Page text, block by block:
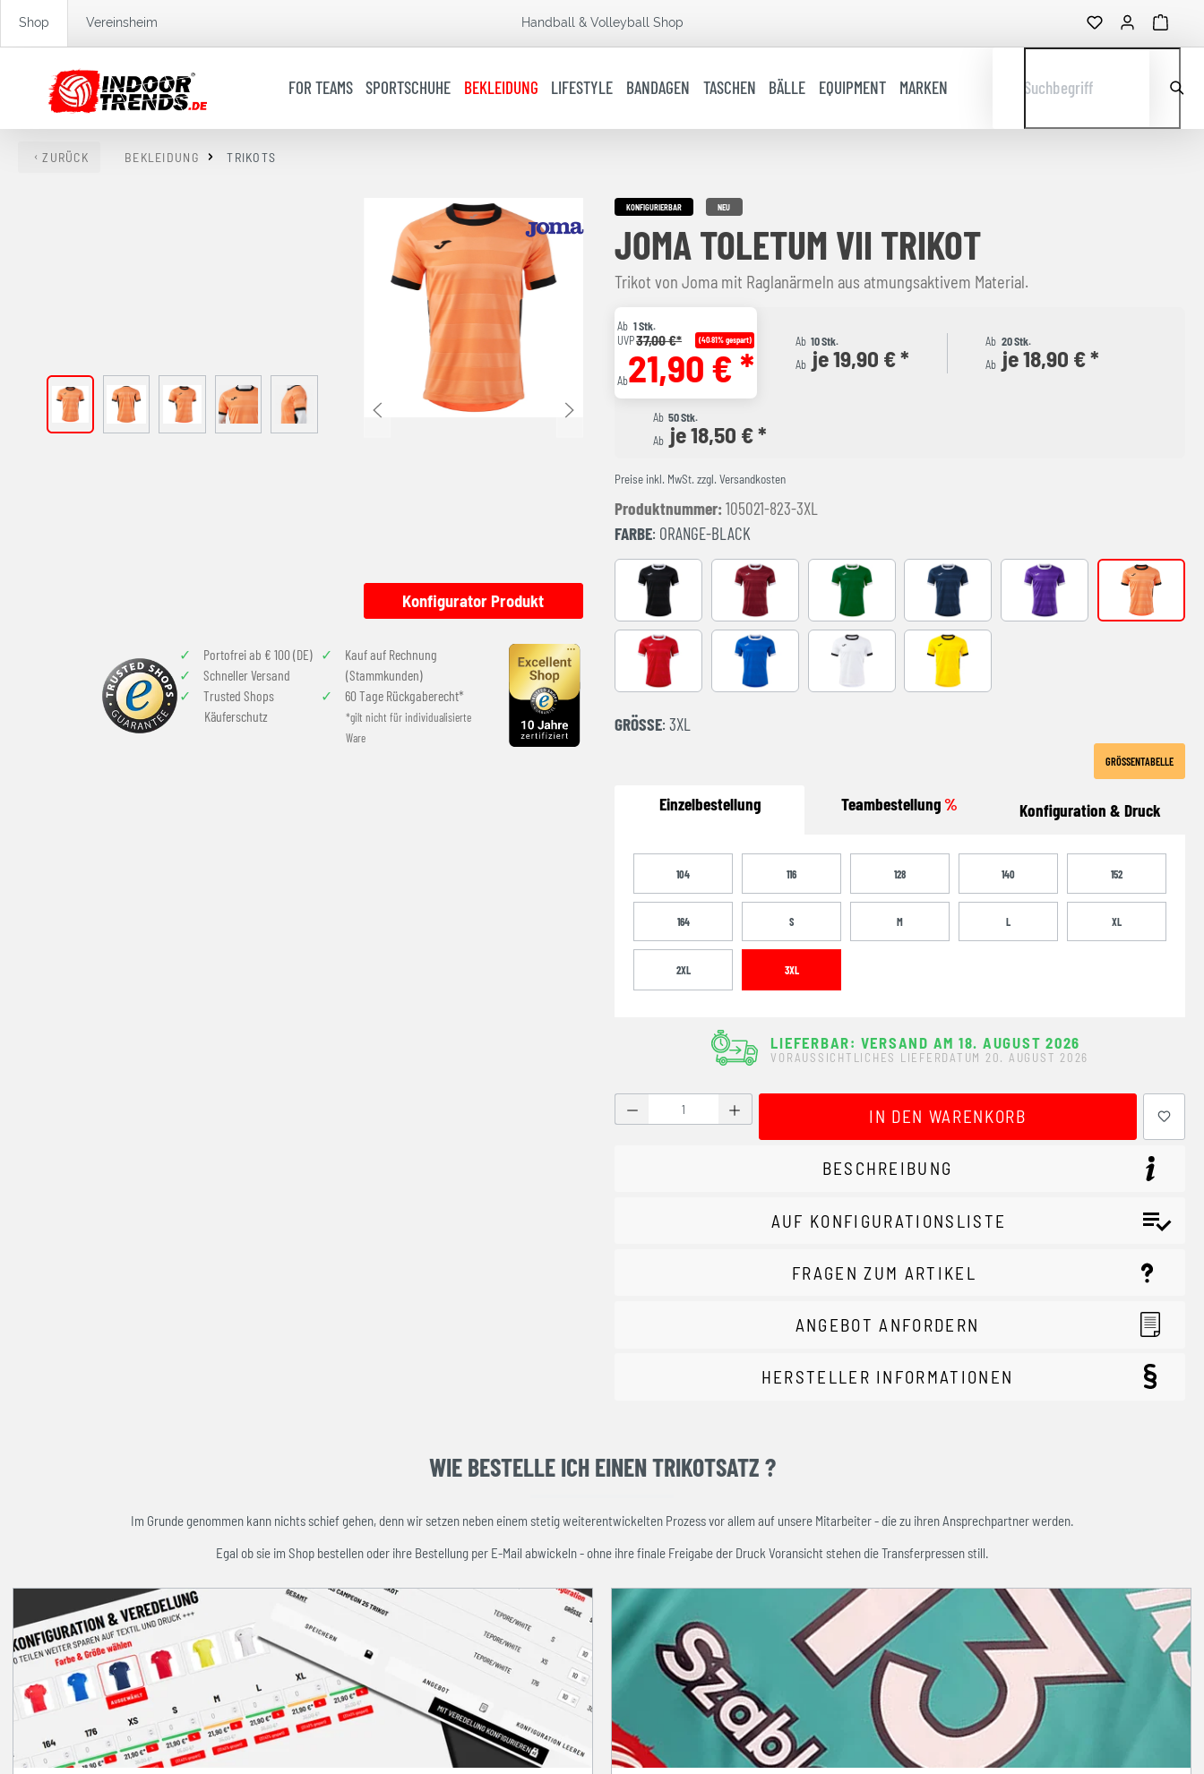
Zur Hauptnavigation springen
Shop Vereinsheim Handball & Volleyball Shop
FOR TEAMS SPORTSCHUHE BEKLEIDUNG LIFESTYLE BANDAGEN TASCHEN BÄLLE EQUIPMENT MARKEN Suchbegriff
ZURÜCK BEKLEIDUNG TRIKOTS
Konfigurator Produkt
Portofrei ab € 100 (DE)
Schneller Versand
Trusted Shops
Käuferschutz
Kauf auf Rechnung
(Stammkunden)
60 Tage Rückgaberecht*
*gilt nicht für individualisierte
Ware
KONFIGURIERBAR NEU
JOMA TOLETUM VII TRIKOT
Trikot von Joma mit Raglanärmeln aus atmungsaktivem Material.
Ab 1 Stk.
UVP37,00 €* (40.81% gespart)
Ab21,90 € *
Ab 10 Stk.
Ab je 19,90 € *
Ab 20 Stk.
Ab je 18,90 € *
Ab 50 Stk.
Ab je 18,50 € *
Preise inkl. MwSt. zzgl. Versandkosten
Produktnummer: 105021-823-3XL
FARBE: ORANGE-BLACK
BURGUNDY GREEN-WHITE DARK NAVY BLANCO VIOLETA-BLANCO ORANGE-
RED-WHITE ROYAL-WHITE YELLOW-BLACK
GRÖSSE : 3XL
GRÖSSENTABELLE
Einzelbestellung Teambestellung% Konfiguration & Druck
104 116 128 140 152
164 S M L XL
2XL 3XL
LIEFERBAR: VERSAND AM 18. AUGUST 2026
VORAUSSICHTLICHES LIEFERDATUM 20. AUGUST 2026
Produkt Anzahl: Gib den gewünschten Wert ein oder benutze die Schaltflächen
IN DEN WARENKORB
BESCHREIBUNG
AUF KONFIGURATIONSLISTE
FRAGEN ZUM ARTIKEL
ANGEBOT ANFORDERN
HERSTELLER INFORMATIONEN
WIE BESTELLE ICH EINEN TRIKOTSATZ ?
Im Grunde genommen kann nichts schief gehen, denn wir setzen neben einem stetig weiterentwickelten Prozess vor allem auf unsere Mitarbeiter - die zu ihren Ansprechpartner werden.
Egal ob sie im Shop bestellen oder ihre Bestellung per E-Mail abwickeln - ohne ihre finale Freigabe der Druck Voransicht stehen die Transferpressen still.